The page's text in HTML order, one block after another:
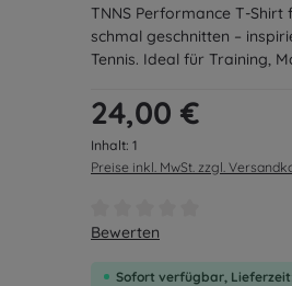
TNNS Performance T-Shirt
schmal geschnitten –
Tennis. Ideal für Training,
Regulärer Preis:
24,00 €
Inhalt: 1
Preise inkl. MwSt. zzgl.
Durchschnittliche
Bewerten
Sofort verfügbar,